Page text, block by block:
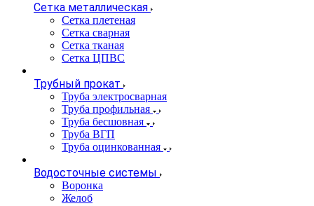
Сетка металлическая
Сетка плетеная
Сетка сварная
Сетка тканая
Сетка ЦПВС
Трубный прокат
Труба электросварная
Труба профильная
Труба бесшовная
Труба ВГП
Труба оцинкованная
Водосточные системы
Воронка
Желоб